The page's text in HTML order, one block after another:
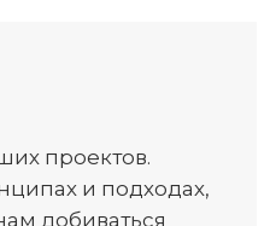
проектов.
и подходах,
добиваться